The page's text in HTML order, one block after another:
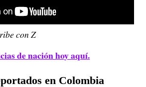
con Z
de nación hoy aquí.
en Colombia